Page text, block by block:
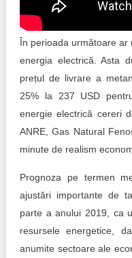
Buletin EU-STRAT
Aplică la BUNELE
Transparența
Cele mai bune și cele
Moldova
Democrația,
publice-cheie din
Achiziții publice
Achizițiile publice în
În perioada următoare
energia electrică. Asta
prețul de livrare a
25% la 237 USD
energie electrică cereri
ANRE, Gas Natural
minute de realism
Prognoza pe termen
ajustări importante de
parte a anului 2019, ca
resursele energetice,
anumite sectoare ale